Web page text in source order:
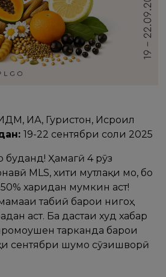
ИА, Гурҷистон, Исроил
19-22 сентябри соли 2025
Ҳамагӣ 4 рӯз
MLS, хити мутлақи мо, бо
харидан мумкин аст!
табиӣ барои нигоҳ
аст. Ба дастаи худ хабар
тарканда барои
сентябри шумо сӯзишворӣ